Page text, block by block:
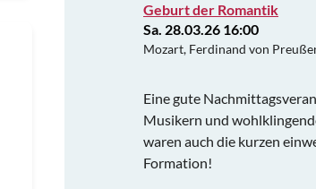
Geburt der Romantik
Sa. 28.03.26 16:00
Mozart, Ferdinand von
Eine gute
Musikern und
waren auch die kurzen
Formation!